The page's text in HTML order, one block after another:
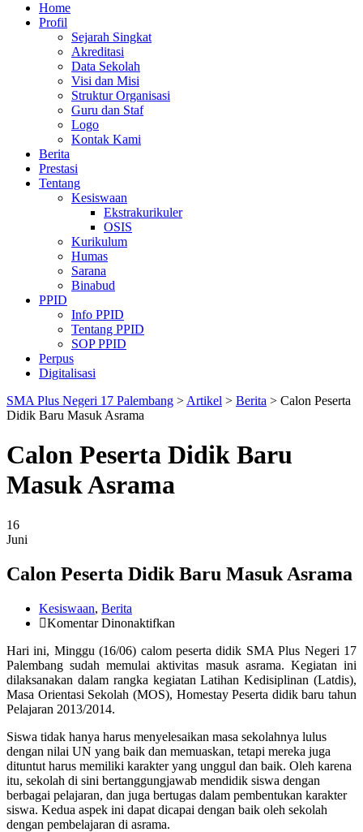
Home
Profil
Sejarah Singkat
Akreditasi
Data Sekolah
Visi dan Misi
Struktur Organisasi
Guru dan Staf
Logo
Kontak Kami
Berita
Prestasi
Tentang
Kesiswaan
Ekstrakurikuler
OSIS
Kurikulum
Humas
Sarana
Binabud
PPID
Info PPID
Tentang PPID
SOP PPID
Perpus
Digitalisasi
SMA Plus Negeri 17 Palembang > Artikel > Berita > Calon Peserta
Didik Baru Masuk Asrama
Calon Peserta Didik Baru
Masuk Asrama
16
Juni
Calon Peserta Didik Baru Masuk Asrama
Kesiswaan, Berita
Komentar Dinonaktifkan
Peserta
Didik
Baru
Masuk
Hari ini, Minggu (16/06) calom peserta didik SMA Plus Negeri 17
Palembang sudah memulai aktivitas masuk asrama. Kegiatan ini
dilaksanakan dalam rangka kegiatan Latihan Kedisiplinan (Latdis),
Masa Orientasi Sekolah (MOS), Homestay Peserta didik baru tahun
Pelajaran 2013/2014.
Siswa tidak hanya harus menyelesaikan masa sekolahnya lulus
dengan nilai UN yang baik dan memuaskan, tetapi mereka juga
dituntut harus memiliki karakter yang unggul dan baik. Oleh karena
itu, sekolah di sini bertanggungjawab mendidik siswa dengan
berbagai pelajaran, dan juga bertugas dalam pembentukan karakter
siswa. Kedua aspek ini dapat dicapai dengan baik oleh sekolah
dengan pembelajaran di asrama.